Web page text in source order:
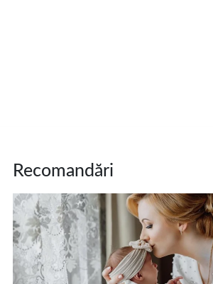
Recomandări